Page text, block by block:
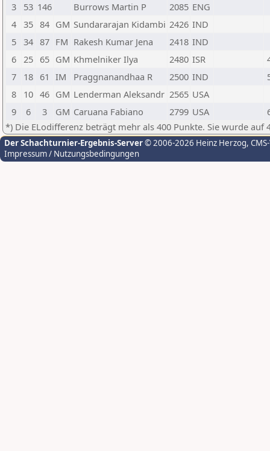
3
53 146 Burrows Martin P 2085 ENG
4
35 84 GM Sundararajan Kidambi 2426 IND
5
34 87 FM Rakesh Kumar Jena 2418 IND
6
25 65 GM Khmelniker Ilya 2480 ISR
7
18 61 IM Praggnanandhaa R 2500 IND
8
10 46 GM Lenderman Aleksandr 2565 USA
9
6 3 GM Caruana Fabiano 2799 USA
*) Die ELodifferenz beträgt mehr als 400 Punkte. Sie wurde auf
Der Schachturnier-Ergebnis-Server© 2006-2026 Heinz Herzog,
Impressum / Nutzungsbedingungen